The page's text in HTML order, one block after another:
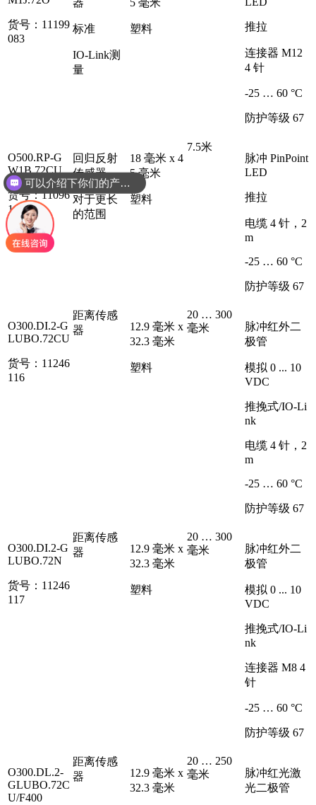
货号：11199
083
器
标准
IO-Link测
量
5 毫米
塑料 推拉
连接器 M12
4 针
-25 … 60 °C
防护等级 67
O500.RP-G
W1B.72CU
货号：11096
103
回归反射
传感器
对于更长
的范围
18 毫米 x 4
5 毫米
塑料
7.5米
脉冲 PinPoint
LED
推拉
电缆 4 针，2
m
-25 … 60 °C
防护等级 67
O300.DI.2-G
LUBO.72CU
货号：11246
116
距离传感
器
12.9 毫米 x
32.3 毫米
塑料
20 … 300
毫米
脉冲红外二
极管
模拟 0 ... 10
VDC
推挽式/IO-Li
nk
电缆 4 针，2
m
-25 … 60 °C
防护等级 67
O300.DI.2-G
LUBO.72N
货号：11246
117
距离传感
器
12.9 毫米 x
32.3 毫米
塑料
20 … 300
毫米
脉冲红外二
极管
模拟 0 ... 10
VDC
推挽式/IO-Li
nk
连接器 M8 4
针
-25 … 60 °C
防护等级 67
O300.DL.2-
GLUBO.72C
U/F400
距离传感
器
12.9 毫米 x
32.3 毫米
20 … 250
毫米
脉冲红光激
光二极管
可以介绍下你们的产品么
你们是怎么收费的呢